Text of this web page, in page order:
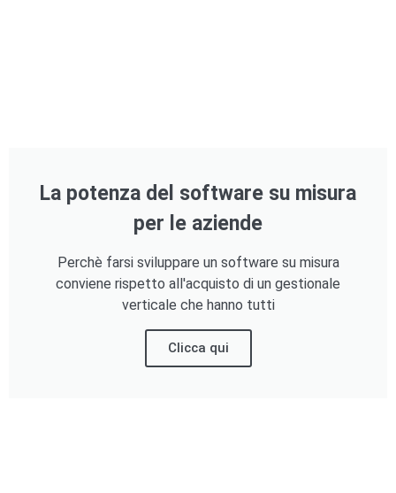
La potenza del software su misura
per le aziende
Perchè farsi sviluppare un software su misura
conviene rispetto all'acquisto di un gestionale
verticale che hanno tutti
Clicca qui